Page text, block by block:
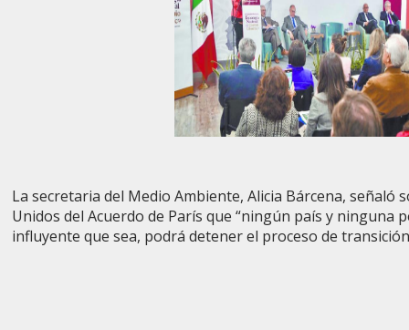
La secretaria del Medio Ambiente, Alicia Bárcena, señaló
Unidos del Acuerdo de París que “ningún país y ninguna
influyente que sea, podrá detener el proceso de